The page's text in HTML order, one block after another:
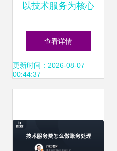
以技术服务为核心
构建卓越服务理念
的现代路径
查看详情
更新时间：2026-08-07
00:44:37